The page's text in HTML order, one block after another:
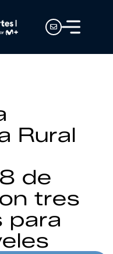
Rural
de
tres
para